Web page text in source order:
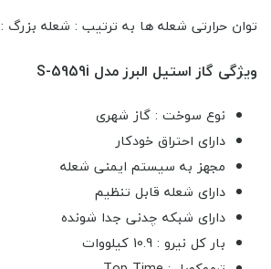
توان حرارتی شعله ها به ترتیب : شعله بزرگ : 2.5 کیلووات ، شعله پلوپز 3.7 کیلووات ، دو شعله متوسط : 1.7 کیلووات و شعله کوچک : 1.3 کیلووات
ویژگی گاز استیل البرز مدل S-5959i
نوع سوخت : گاز شهری
دارای احتراق خودکار
مجهز به سیستم ایمنی شعله
دارای شعله قابل تنظیم
دارای شبکه چدنی جدا شونده
بار کل نیرو : 10.9 کیلووات